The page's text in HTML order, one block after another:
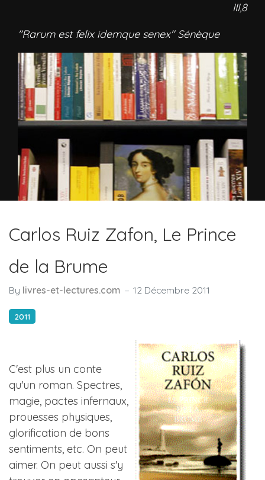
III,8
"Rarum est felix idemque senex" Sénèque
Carlos Ruiz Zafon, Le Prince
de la Brume
By livres-et-lectures.com 12 Décembre 2011
2011
C'est plus un conte
qu'un roman. Spectres,
magie, pactes infernaux,
prouesses physiques,
glorification de bons
sentiments, etc. On peut
aimer. On peut aussi s'y